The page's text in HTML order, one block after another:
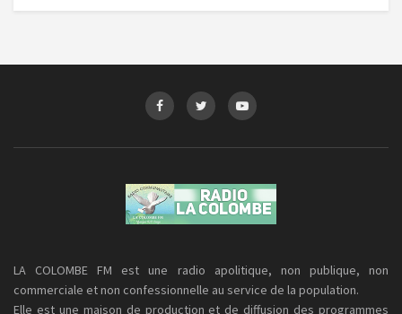
LA COLOMBE FM est une radio apolitique, non publique, non
commerciale et non confessionnelle au service de la population.
Elle est une maison de production et de diffusion des programmes